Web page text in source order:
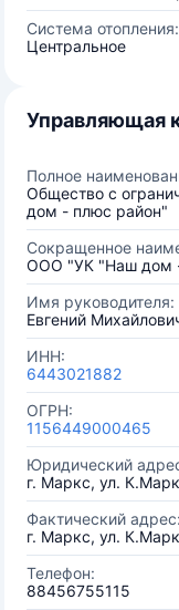
Система отопления:
Центральное
Управляющая
Полное
Общество с
дом - плюс район"
Сокращенное
ООО "УК "Наш дом
Имя руководителя:
Евгений
ИНН:
6443021882
ОГРН:
1156449000465
Юридический
г. Маркс, ул.
Фактический адрес:
г. Маркс, ул.
Телефон:
88456755115